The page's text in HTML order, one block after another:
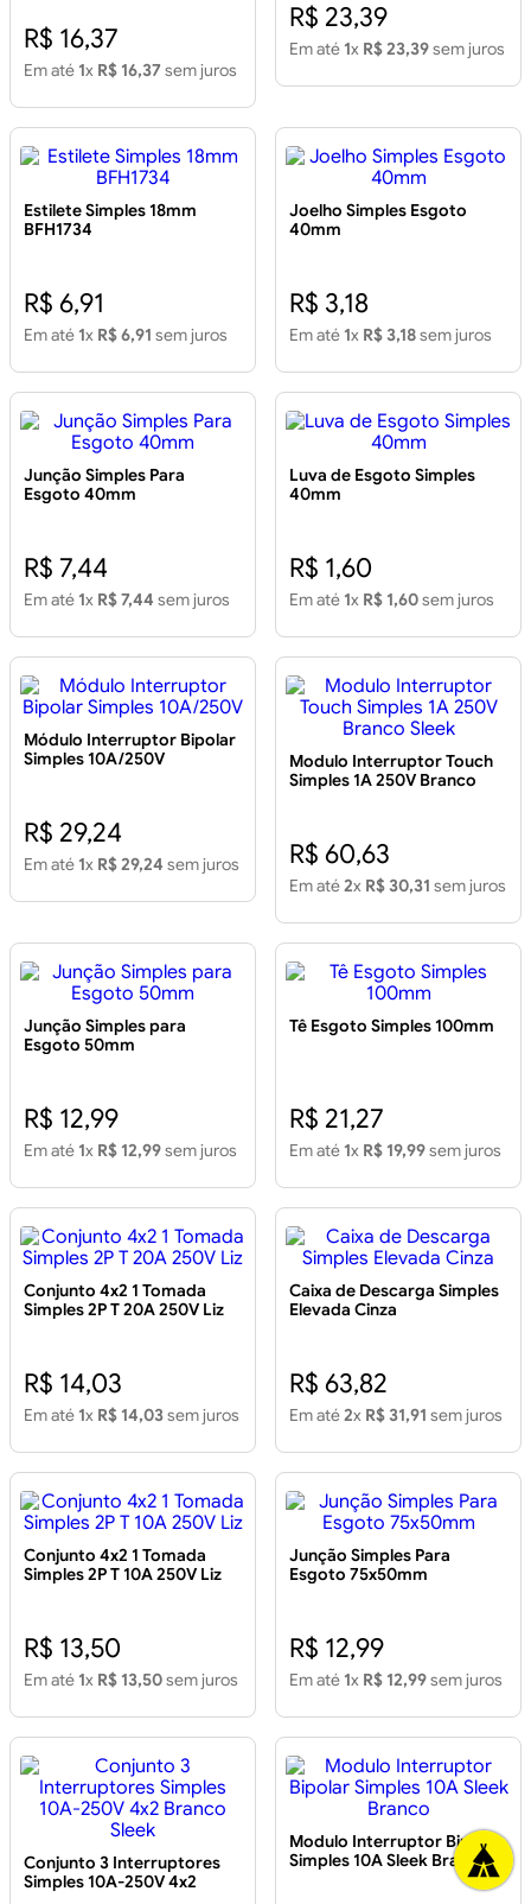
R$ 16,37
Em até 1x R$ 16,37 sem juros
R$ 23,39
Em até 1x R$ 23,39sem juros
Estilete Simples 18mm
BFH1734
R$ 6,91
Em até 1x R$ 6,91 sem juros
Joelho Simples Esgoto
40mm
R$ 3,18
Em até 1x R$ 3,18sem juros
Junção Simples Para
Esgoto 40mm
R$ 7,44
Em até 1x R$ 7,44 sem juros
Luva de Esgoto Simples
40mm
R$ 1,60
Em até 1x R$ 1,60sem juros
Módulo Interruptor Bipolar
Simples 10A/250V
R$ 29,24
Em até 1x R$ 29,24 sem juros
Modulo Interruptor Touch
Simples 1A 250V Branco
R$ 60,63
Em até2x R$ 30,31 sem juros
Junção Simples para
Esgoto 50mm
R$ 12,99
Em até 1x R$ 12,99sem juros
Tê Esgoto Simples 100mm
R$ 21,27
Em até 1x R$ 19,99sem juros
Conjunto 4x2 1 Tomada
Simples 2P T 20A 250V Liz
R$ 14,03
Em até 1x R$ 14,03sem juros
Caixa de Descarga Simples
Elevada Cinza
R$ 63,82
Em até2x R$ 31,91 sem juros
Conjunto 4x2 1 Tomada
Simples 2P T 10A 250V Liz
R$ 13,50
Em até 1x R$ 13,50sem juros
Junção Simples Para
Esgoto 75x50mm
R$ 12,99
Em até 1x R$ 12,99sem juros
Conjunto 3 Interruptores
Simples 10A-250V 4x2
Modulo Interruptor Bipolar
Simples 10A Sleek Branco